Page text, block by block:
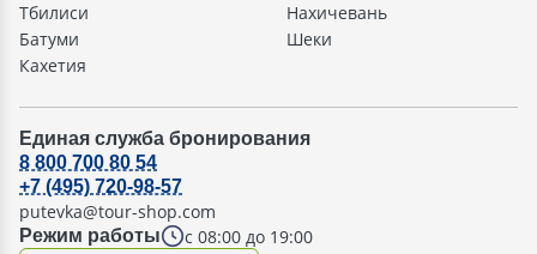
Тбилиси
Батуми
Кахетия
Нахичевань
Шеки
Единая служба бронирования
Режим работы с 08:00 до 19:00
8 800 700 80 54
+7 (495) 720-98-57
putevka@tour-shop.com